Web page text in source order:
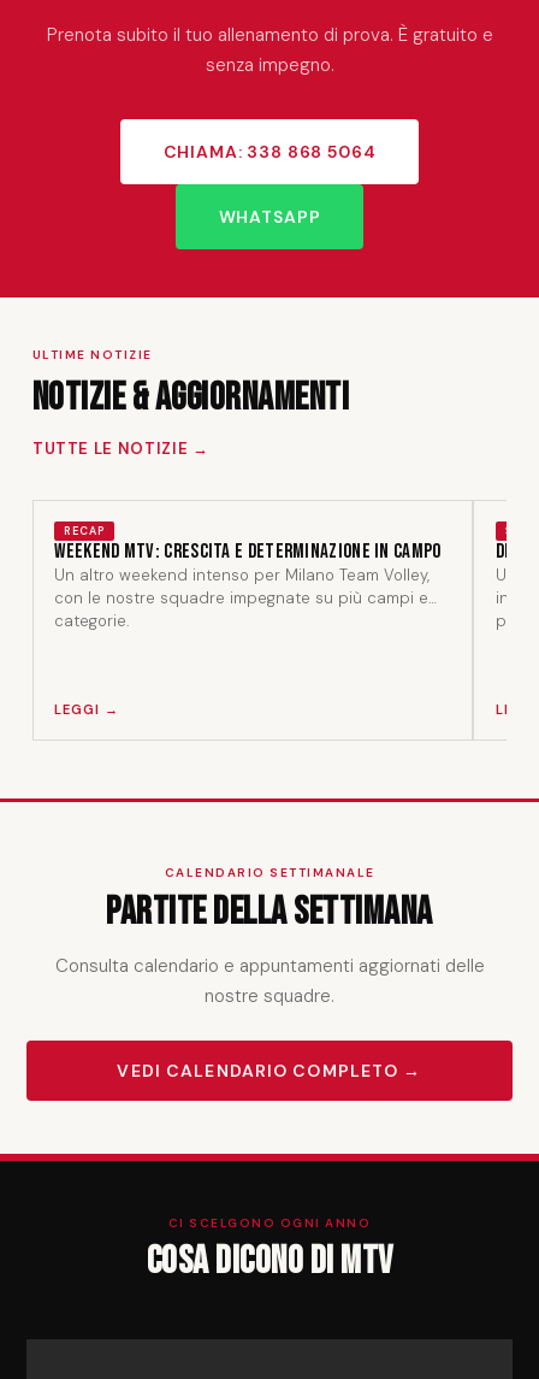
Prenota subito il tuo allenamento di prova. È gratuito e
senza impegno.
CHIAMA: 338 868 5064
WHATSAPP
ULTIME NOTIZIE
Notizie & Aggiornamenti
TUTTE LE NOTIZIE →
RECAP
Weekend MTV: crescita e determinazione in campo
Un altro weekend intenso per Milano Team Volley,
con le nostre squadre impegnate su più campi e
categorie.
LEGGI →
Un
in un
CALENDARIO SETTIMANALE
Partite della settimana
Consulta calendario e appuntamenti aggiornati delle
nostre squadre.
VEDI CALENDARIO COMPLETO →
CI SCELGONO OGNI ANNO
Cosa dicono di MTV